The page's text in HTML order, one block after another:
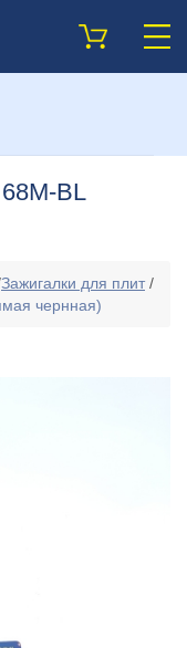
BL
Зажигалки для плит /
чернная)